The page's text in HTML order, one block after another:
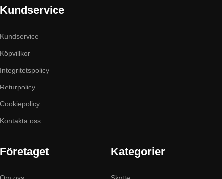
Kundservice
Kundservice
Köpvillkor
Integritetspolicy
Returpolicy
Cookiepolicy
Kontakta oss
Företaget
Om oss
Kategorier
Skytte